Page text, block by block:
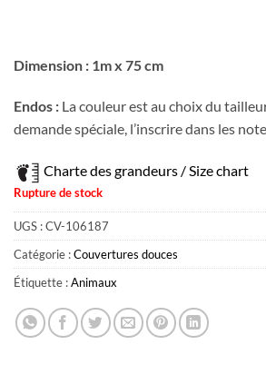
Dimension : 1m x 75 cm
Endos : La couleur est au choix du
demande spéciale, l’inscrire dans les
Charte des grandeurs / Size chart
Rupture de stock
UGS :CV-106187
Catégorie :Couvertures douces
Étiquette :Animaux